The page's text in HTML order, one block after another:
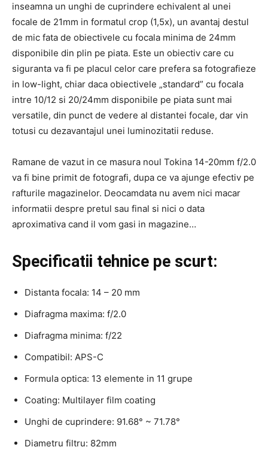
inseamna un unghi de cuprindere echivalent al unei
focale de 21mm in formatul crop (1,5x), un avantaj destul
de mic fata de obiectivele cu focala minima de 24mm
disponibile din plin pe piata. Este un obiectiv care cu
siguranta va fi pe placul celor care prefera sa fotografieze
in low-light, chiar daca obiectivele „standard” cu focala
intre 10/12 si 20/24mm disponibile pe piata sunt mai
versatile, din punct de vedere al distantei focale, dar vin
totusi cu dezavantajul unei luminozitatii reduse.
Ramane de vazut in ce masura noul Tokina 14-20mm f/2.0
va fi bine primit de fotografi, dupa ce va ajunge efectiv pe
rafturile magazinelor. Deocamdata nu avem nici macar
informatii despre pretul sau final si nici o data
aproximativa cand il vom gasi in magazine…
Specificatii tehnice pe scurt:
Distanta focala: 14 – 20 mm
Diafragma maxima: f/2.0
Diafragma minima: f/22
Compatibil: APS-C
Formula optica: 13 elemente in 11 grupe
Coating: Multilayer film coating
Unghi de cuprindere: 91.68° ~ 71.78°
Diametru filtru: 82mm